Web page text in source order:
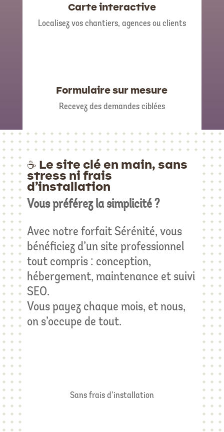
Carte interactive
Localisez vos chantiers, agences ou clients
Formulaire sur mesure
Recevez des demandes ciblées
☕ Le site clé en main, sans
stress ni frais
d’installation
Vous préférez la simplicité ?
Avec notre forfait Sérénité, vous
bénéficiez d’un site professionnel
tout compris : conception,
hébergement, maintenance et suivi
SEO.
Vous payez chaque mois, et nous,
on s’occupe de tout.
Sans frais d’installation